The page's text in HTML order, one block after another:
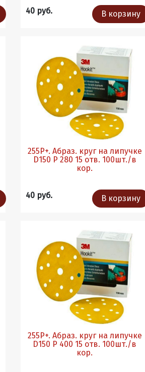
40 руб. В корзину
255Р+. Абраз. круг на липучке
D150 P 280 15 отв. 100шт./в
кор.
40 руб. В корзину
255Р+. Абраз. круг на липучке
D150 P 400 15 отв. 100шт./в
кор.